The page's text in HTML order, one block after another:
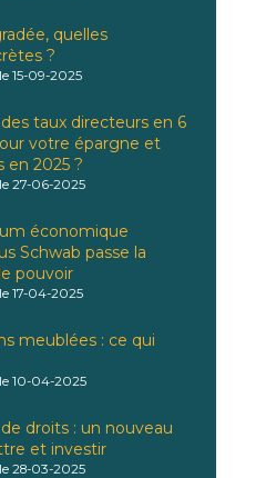
quelles
?
15-09-2025
taux directeurs en 6
votre épargne et
en 2025 ?
27-06-2025
économique
Schwab passe la
pouvoir
17-04-2025
meublées : ce qui
10-04-2025
droits : un nouveau
et investir
28-03-2025